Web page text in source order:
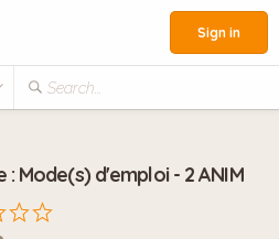
Search...
Sign in
: Mode(s) d'emploi - 2 ANIM